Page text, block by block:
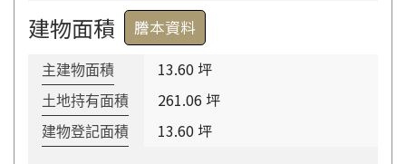
建物面積 謄本資料
主建物面積 13.60 坪
土地持有面積 261.06 坪
建物登記面積 13.60 坪